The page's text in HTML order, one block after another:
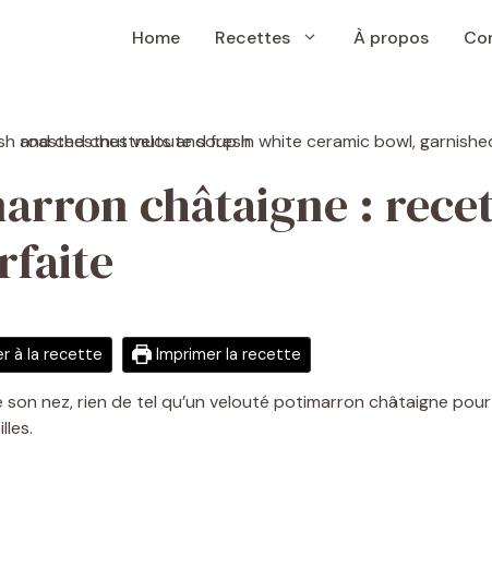
Home Recettes À propos
châtaigne :
à la recette Imprimer la recette
nez, rien de tel qu’un velouté potimarron châtaigne pour